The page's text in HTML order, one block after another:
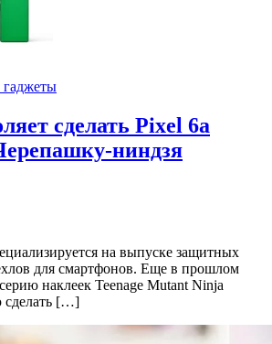
сделать Pixel 6a
ниндзя
на выпуске защитных
для смартфонов. Еще в прошлом
наклеек Teenage Mutant Ninja
сделать […]